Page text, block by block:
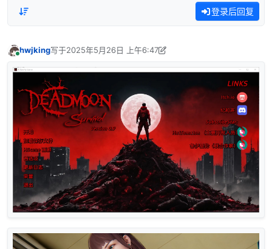
登录后回复
hwjking写于2025年5月26日 上午6:47
最后由 hwjking 编辑 2025年5月26日 上午2:20